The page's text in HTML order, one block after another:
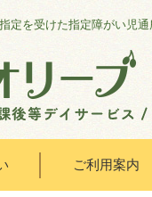
定を受けた指定障がい児通
ご利用案内